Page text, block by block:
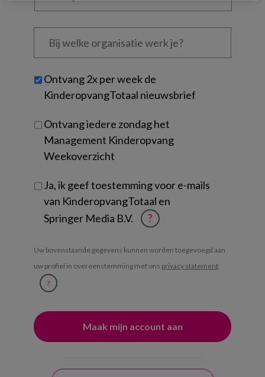
Bij
welke
je?
Untitled
Ontvang 2x per week de
KinderopvangTotaal nieuwsbrief
Ontvang iedere zondag het
Management Kinderopvang
Weekoverzicht
Ja, ik geef toestemming voor e-mails
van KinderopvangTotaal en
Springer Media B.V.
?
Uw bovenstaande gegevens kunnen worden toegevoegd aan
uw profiel in overeenstemming met ons privacy statement.
?